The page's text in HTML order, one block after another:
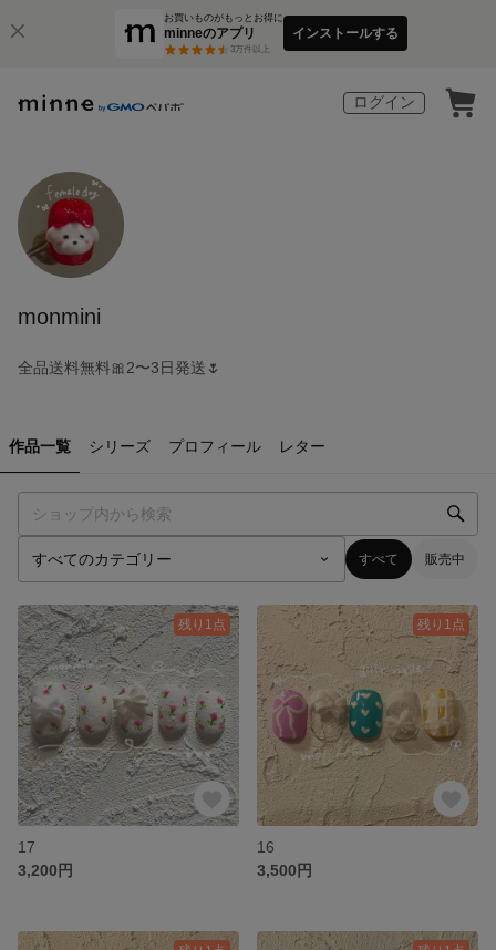
お買いものがもっとお得に
minneのアプリ
3万件以上
インストールする
ログイン
monmini
全品送料無料🎀2〜3日発送🌷
作品一覧 シリーズ プロフィール レター
すべて 販売中
残り1点
17
3,200円
残り1点
16
3,500円